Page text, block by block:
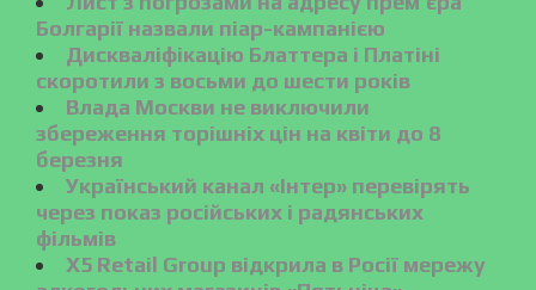
Болгарії назвали піар-кампанією
Дискваліфікацію Блаттера і Платіні
скоротили з восьми до шести років
Влада Москви не виключили
збереження торішніх цін на квіти до 8
березня
Український канал «Інтер» перевірять
через показ російських і радянських
фільмів
X5 Retail Group відкрила в Росії мережу